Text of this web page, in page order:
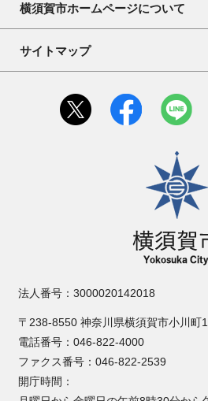
横須賀市ホームページについて
サイトマップ
横須賀市
法人番号：3000020142018
〒238-8550 神奈川県横須賀市小川町
電話番号：046-822-4000
ファクス番号：046-822-2539
開庁時間：